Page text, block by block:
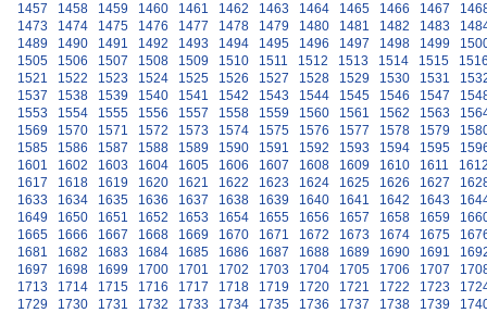
1457
1458 1459 1460 1461 1462 1463 1464 1465 1466 1467
1473
1474 1475 1476 1477 1478 1479 1480 1481 1482 1483
1489
1490 1491 1492 1493 1494 1495 1496 1497 1498 1499
1505
1506 1507 1508 1509 1510 1511 1512 1513 1514 1515
1521
1522 1523 1524 1525 1526 1527 1528 1529 1530 1531
1537
1538 1539 1540 1541 1542 1543 1544 1545 1546 1547
1553
1554 1555 1556 1557 1558 1559 1560 1561 1562 1563
1569
1570 1571 1572 1573 1574 1575 1576 1577 1578 1579
1585
1586 1587 1588 1589 1590 1591 1592 1593 1594 1595
1601
1602 1603 1604 1605 1606 1607 1608 1609 1610 1611
1617
1618 1619 1620 1621 1622 1623 1624 1625 1626 1627
1633
1634 1635 1636 1637 1638 1639 1640 1641 1642 1643
1649
1650 1651 1652 1653 1654 1655 1656 1657 1658 1659
1665
1666 1667 1668 1669 1670 1671 1672 1673 1674 1675
1681
1682 1683 1684 1685 1686 1687 1688 1689 1690 1691
1697
1698 1699 1700 1701 1702 1703 1704 1705 1706 1707
1713
1714 1715 1716 1717 1718 1719 1720 1721 1722 1723
1729
1730 1731 1732 1733 1734 1735 1736 1737 1738 1739